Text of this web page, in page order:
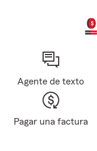
Agente de texto
Pagar una factura